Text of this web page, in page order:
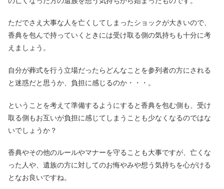
ただでさえ大事な人を亡くしてしまったショックが大きいので、
香典を包んで持っていくときには受け取る側の気持ちも十分に考
えましょう。
自分が葬式を行う立場だったらどんなことを参列者の方にされる
と迷惑だと思うか、負担に感じるのか・・・。
ということを考えて準備するようにすると香典を包む側も、受け
取る側もお互いが負担に感じてしまうことも少なくなるのではな
いでしょうか？
香典やその他のルールやマナーを守ることも大事ですが、亡くな
った人や、遺族の方に対してのお悔やみや想う気持ちを心がける
となお良いですね。